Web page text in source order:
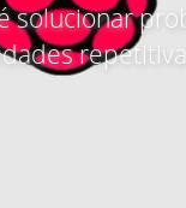
solucionar